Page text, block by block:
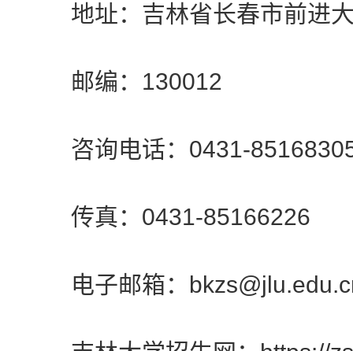
地址：吉林省长春市前进
邮编：130012
咨询电话：0431-
传真：0431-85166226
电子邮箱：